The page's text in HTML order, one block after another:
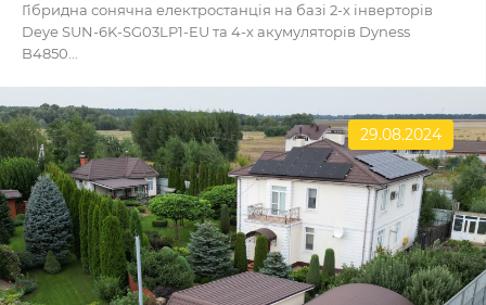
Гібридна сонячна електростанція на базі 2-х інверторів
Deye SUN-6K-SG03LP1-EU та 4-х акумуляторів Dyness
B4850...
29.08.2024